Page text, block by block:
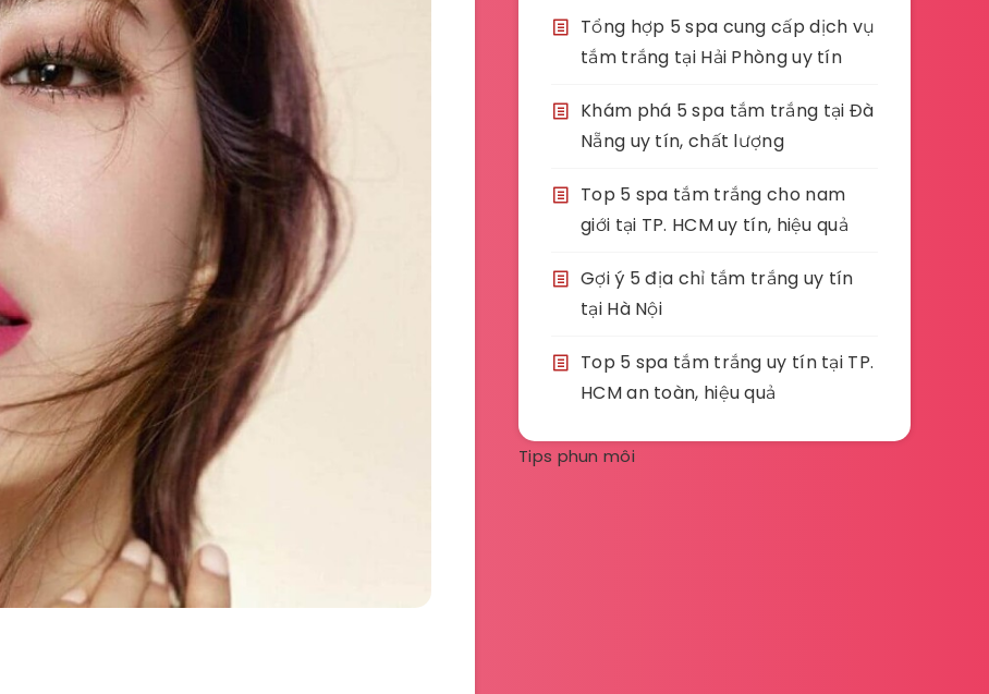
Tổng hợp 5 spa cung cấp dịch vụ
tắm trắng tại Hải Phòng uy tín
Khám phá 5 spa tắm trắng tại Đà
Nẵng uy tín, chất lượng
Top 5 spa tắm trắng cho nam
giới tại TP. HCM uy tín, hiệu quả
Gợi ý 5 địa chỉ tắm trắng uy tín
tại Hà Nội
Top 5 spa tắm trắng uy tín tại TP.
HCM an toàn, hiệu quả
Tips phun môi